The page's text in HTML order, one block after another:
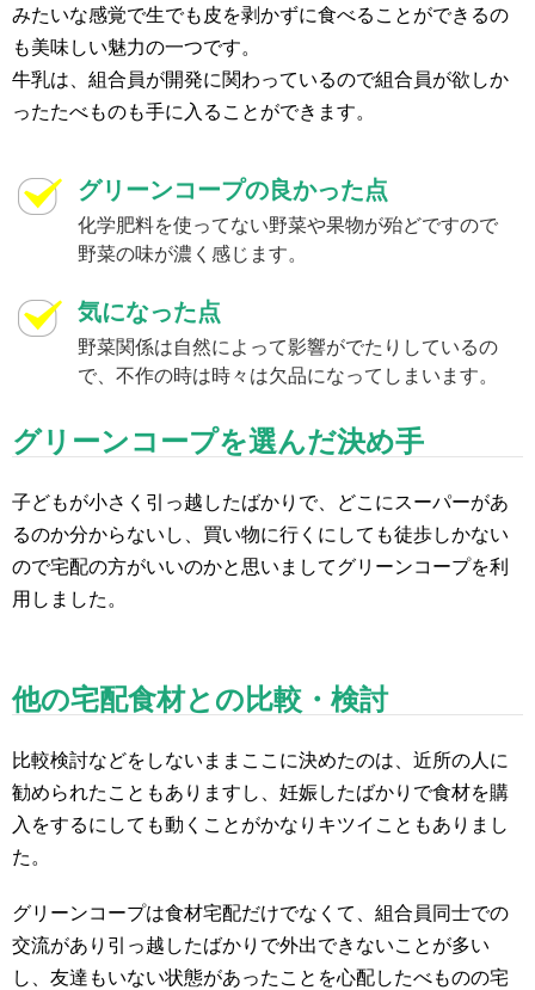
みたいな感覚で生でも皮を剥かずに食べることができるの
も美味しい魅力の一つです。
牛乳は、組合員が開発に関わっているので組合員が欲しか
ったたべものも手に入ることができます。
グリーンコープの良かった点
化学肥料を使ってない野菜や果物が殆どですので
野菜の味が濃く感じます。
気になった点
野菜関係は自然によって影響がでたりしているの
で、不作の時は時々は欠品になってしまいます。
グリーンコープを選んだ決め手
子どもが小さく引っ越したばかりで、どこにスーパーがあ
るのか分からないし、買い物に行くにしても徒歩しかない
ので宅配の方がいいのかと思いましてグリーンコープを利
用しました。
他の宅配食材との比較・検討
比較検討などをしないままここに決めたのは、近所の人に
勧められたこともありますし、妊娠したばかりで食材を購
入をするにしても動くことがかなりキツイこともありまし
た。
グリーンコープは食材宅配だけでなくて、組合員同士での
交流があり引っ越したばかりで外出できないことが多い
し、友達もいない状態があったことを心配したべものの宅